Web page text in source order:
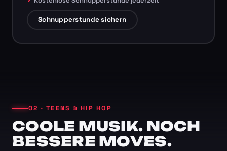
Schnupperstunde sichern
02 · TEENS & HIP HOP
COOLE MUSIK. NOCH
BESSERE MOVES.